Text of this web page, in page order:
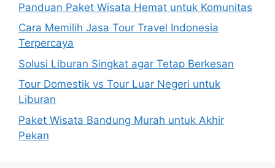
Panduan Paket Wisata Hemat untuk Komunitas
Cara Memilih Jasa Tour Travel Indonesia
Terpercaya
Solusi Liburan Singkat agar Tetap Berkesan
Tour Domestik vs Tour Luar Negeri untuk
Liburan
Paket Wisata Bandung Murah untuk Akhir
Pekan